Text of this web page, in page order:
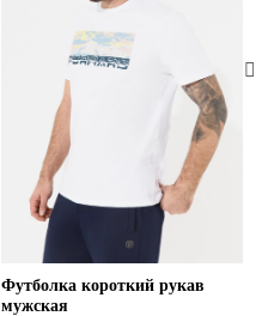
Футболка короткий рукав
мужская